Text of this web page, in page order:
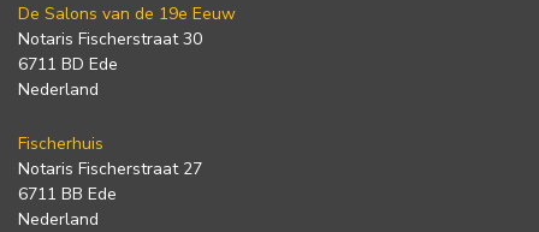
De Salons van de 19e Eeuw
Notaris Fischerstraat 30
6711 BD Ede
Nederland
Fischerhuis
Notaris Fischerstraat 27
6711 BB Ede
Nederland